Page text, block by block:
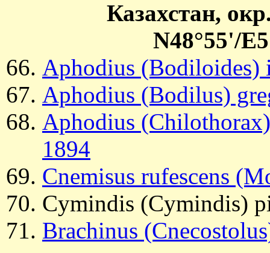
Казахстан,
N48°55'/
Aphodius (Bodiloides)
Aphodius (Bodilus)
Aphodius
1894
Cnemisus rufescens
Cymindis (Cymindis)
Brachinus